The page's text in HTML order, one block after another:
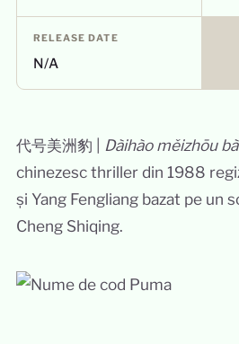
RELEASE DATE
N/A
代号美洲豹 | Dàihào měizhōu
chinezesc thriller din 1988
și Yang Fengliang bazat pe un
Cheng Shiqing.